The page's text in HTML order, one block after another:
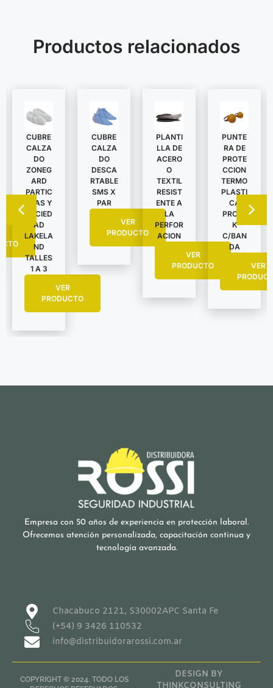
Productos relacionados
CUBRE
CALZA
DO
ZONEG
ARD
PARTIC
ULAS Y
SUCIED
AD
LAKELA
ND
TALLES
1 A 3
VER
PRODUCTO
CUBRE
CALZA
DO
DESCA
RTABLE
SMS X
PAR
VER
PRODUCTO
PLANTI
LLA DE
ACERO
O
TEXTIL
RESIST
ENTE A
LA
PERFOR
ACION
VER
PRODUCTO
PUNTE
RA DE
PROTE
CCION
TERMO
PLASTI
CA
PROTE
K
C/BAN
DA
VER
Empresa con 50 años de experiencia en protección laboral.
Ofrecemos atención personalizada, capacitación continua y
tecnología avanzada.
Chacabuco 2121, S30002APC Santa Fe
(+54) 9 3426 110532
info@distribuidorarossi.com.ar
COPYRIGHT © 2024. TODO LOS
DESIGN BY